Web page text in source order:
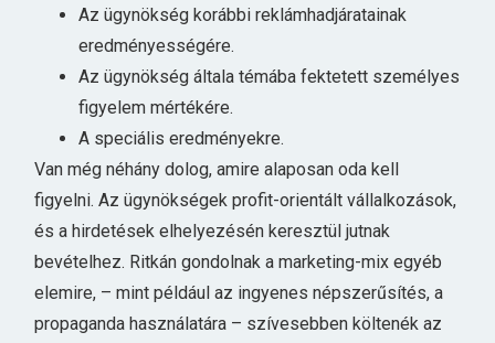
Az ügynökség korábbi reklámhadjáratainak
eredményességére.
Az ügynökség általa témába fektetett személyes
figyelem mértékére.
A speciális eredményekre.
Van még néhány dolog, amire alaposan oda kell
figyelni. Az ügynökségek profit-orientált vállalkozások,
és a hirdetések elhelyezésén keresztül jutnak
bevételhez. Ritkán gondolnak a marketing-mix egyéb
elemire, – mint például az ingyenes népszerűsítés, a
propaganda használatára – szívesebben költenék az